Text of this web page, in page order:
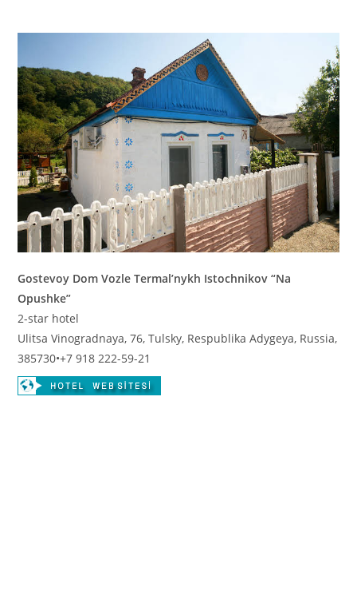
Gostevoy Dom Vozle Termal’nykh Istochnikov “Na
Opushke”
2-star hotel
Ulitsa Vinogradnaya, 76, Tulsky, Respublika Adygeya, Russia,
385730•+7 918 222-59-21